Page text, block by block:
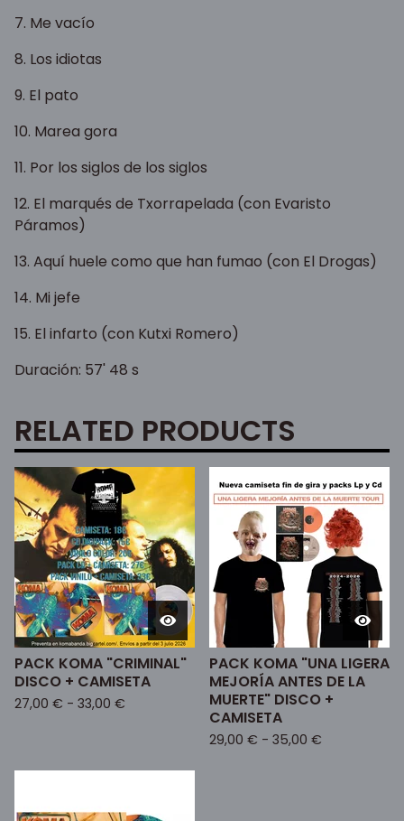
7. Me vacío
8. Los idiotas
9. El pato
10. Marea gora
11. Por los siglos de los siglos
12. El marqués de Txorrapelada (con Evaristo
Páramos)
13. Aquí huele como que han fumao (con El Drogas)
14. Mi jefe
15. El infarto (con Kutxi Romero)
Duración: 57' 48 s
RELATED PRODUCTS
PACK KOMA "CRIMINAL"
DISCO + CAMISETA
27,00 € - 33,00 €
PACK KOMA "UNA LIGERA
MEJORÍA ANTES DE LA
MUERTE" DISCO +
CAMISETA
29,00 € - 35,00 €